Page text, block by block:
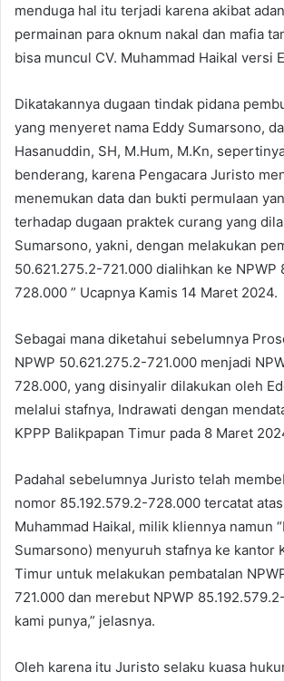
menduga hal itu terjadi karena akibat
permainan para oknum nakal dan mafia
bisa muncul CV. Muhammad Haikal versi
Dikatakannya dugaan tindak pidana
yang menyeret nama Eddy Sumarsono,
Hasanuddin, SH, M.Hum, M.Kn,
benderang, karena Pengacara Juristo
menemukan data dan bukti permulaan
terhadap dugaan praktek curang yang
Sumarsono, yakni, dengan melakukan
50.621.275.2-721.000 dialihkan ke NPWP
728.000 ” Ucapnya Kamis 14 Maret 2024.
Sebagai mana diketahui sebelumnya
NPWP 50.621.275.2-721.000 menjadi
728.000, yang disinyalir dilakukan oleh
melalui stafnya, Indrawati dengan
KPPP Balikpapan Timur pada 8 Maret
Padahal sebelumnya Juristo telah
nomor 85.192.579.2-728.000 tercatat
Muhammad Haikal, milik kliennya namun
Sumarsono) menyuruh stafnya ke kantor
Timur untuk melakukan pembatalan
721.000 dan merebut NPWP
kami punya,” jelasnya.
Oleh karena itu Juristo selaku kuasa